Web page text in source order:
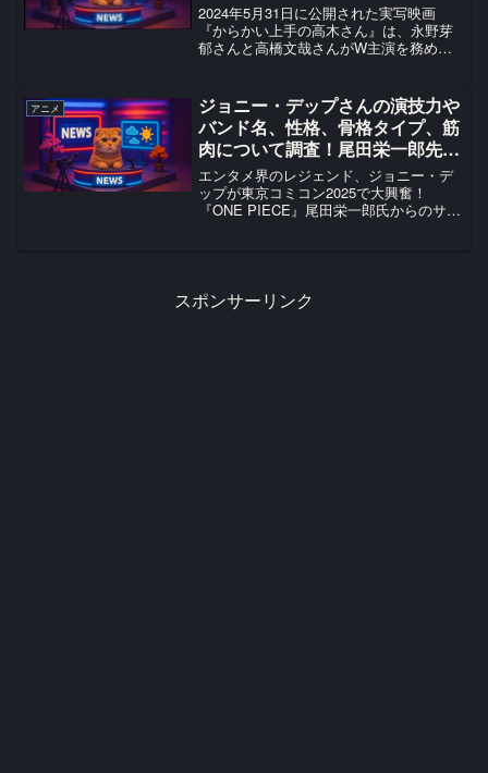
2024年5月31日に公開された実写映画
『からかい上手の高木さん』は、永野芽
郁さんと高橋文哉さんがW主演を務め、
片の中学生時代から10年後を描いたオリ
ジナルストーリーで...
アニメ
ジョニー・デップさんの演技力や
バンド名、性格、骨格タイプ、筋
肉について調査！尾田栄一郎先生
からのサプライズ、平田広明さん
との関係にも迫る！
エンタメ界のレジェンド、ジョニー・デ
ップが東京コミコン2025で大興奮！
『ONE PIECE』尾田栄一郎氏からのサプ
スポンサーリンク